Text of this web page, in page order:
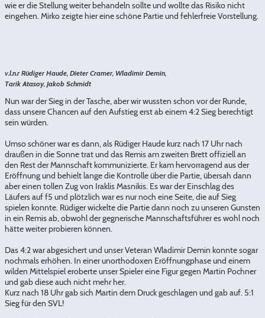
wie er die Stellung weiter behandeln sollte und wollte das Risiko nicht
eingehen. Mirko zeigte hier eine schöne Partie und fehlerfreie Vorstellung.
Nun war der Sieg in der Tasche, aber wir wussten schon vor der Runde,
dass unsere Chancen auf den Aufstieg erst ab einem 4:2 Sieg berechtigt
sein würden.
Umso schöner war es dann, als Rüdiger Haude kurz nach 17 Uhr nach
draußen in die Sonne trat und das Remis am zweiten Brett offiziell an
den Rest der Mannschaft kommunizierte. Er kam hervorragend aus der
Eröffnung und behielt lange die Kontrolle über die Partie, übersah dann
aber einen tollen Zug von Iraklis Masnikis. Es war der Einschlag des
Läufers auf f5 und plötzlich war es nur noch eine Seite, die auf Sieg
spielen konnte. Rüdiger wickelte die Partie dann noch zu unseren Gunsten
in ein Remis ab, obwohl der gegnerische Mannschaftsführer es wohl noch
hätte weiter probieren können.
Das 4:2 war abgesichert und unser Veteran Wladimir Demin konnte sogar
nochmals erhöhen. In einer unorthodoxen Eröffnungphase und einem
wilden Mittelspiel eroberte unser Spieler eine Figur gegen Martin Pochner
und gab diese auch nicht mehr her.
Kurz nach 18 Uhr gab sich Martin dem Druck geschlagen und gab auf. 5:1
Sieg für den SVL!
v.l.n.r Rüdiger Haude, Dieter Cramer, Wladimir Demin,
Tarik Atasoy, Jakob Schmidt